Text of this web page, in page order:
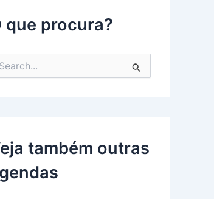
que procura?
também outras